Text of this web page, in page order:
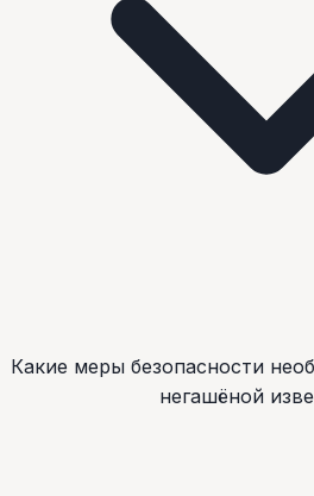
Какие меры безопасности
негашёной